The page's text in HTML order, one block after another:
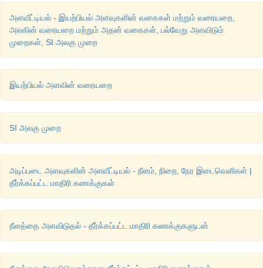
அளவீட்டியல் - இயற்பியல் அளவுகளின் வகைகள் மற்றும் வரையறை,
அலகின் வரையறை மற்றும் அதன் வகைகள், பல்வேறு அளவிடும்
முறைகள், SI அலகு முறை
இயற்பியல் அளவின் வரையறை
SI அலகு முறை
அடிப்படை அளவுகளின் அளவீட்டியல் - நீளம், நிறை, நேர இடைவெளிகள் |
தீர்க்கப்பட்ட மாதிரி கணக்குகள்
நீளத்தை அளவிடுதல் - தீர்க்கப்பட்ட மாதிரி கணக்குகளுடன்